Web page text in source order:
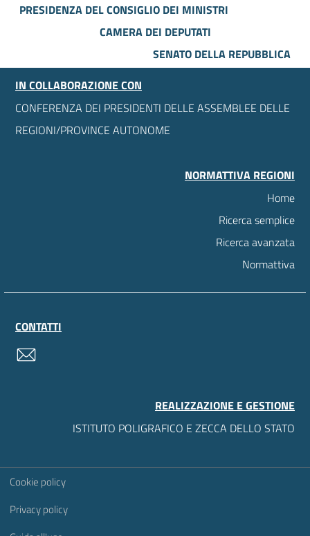
PRESIDENZA DEL CONSIGLIO DEI MINISTRI
CAMERA DEI DEPUTATI
SENATO DELLA REPUBBLICA
IN COLLABORAZIONE CON
CONFERENZA DEI PRESIDENTI DELLE ASSEMBLEE DELLE
REGIONI/PROVINCE AUTONOME
NORMATTIVA REGIONI
Home
Ricerca semplice
Ricerca avanzata
Normattiva
CONTATTI
REALIZZAZIONE E GESTIONE
ISTITUTO POLIGRAFICO E ZECCA DELLO STATO
Sezione Link Utili
Cookie policy
Privacy policy